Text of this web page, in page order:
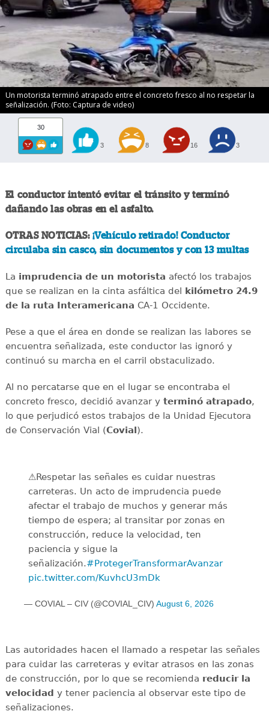
Un motorista terminó atrapado entre el concreto fresco al no respetar la
señalización. (Foto: Captura de video)
30
3 8 16 3
El conductor intentó evitar el tránsito y terminó
dañando las obras en el asfalto.
OTRAS NOTICIAS: ¡Vehículo retirado! Conductor
circulaba sin casco, sin documentos y con 13 multas
La imprudencia de un motorista afectó los trabajos
que se realizan en la cinta asfáltica del kilómetro 24.9
de la ruta Interamericana CA-1 Occidente.
Pese a que el área en donde se realizan las labores se
encuentra señalizada, este conductor las ignoró y
continuó su marcha en el carril obstaculizado.
Al no percatarse que en el lugar se encontraba el
concreto fresco, decidió avanzar y terminó atrapado,
lo que perjudicó estos trabajos de la Unidad Ejecutora
de Conservación Vial (Covial).
⚠️Respetar las señales es cuidar nuestras
carreteras. Un acto de imprudencia puede
afectar el trabajo de muchos y generar más
tiempo de espera; al transitar por zonas en
construcción, reduce la velocidad, ten
paciencia y sigue la
señalización.#ProtegerTransformarAvanzar
pic.twitter.com/KuvhcU3mDk
— COVIAL – CIV (@COVIAL_CIV) August 6, 2026
Las autoridades hacen el llamado a respetar las señales
para cuidar las carreteras y evitar atrasos en las zonas
de construcción, por lo que se recomienda reducir la
velocidad y tener paciencia al observar este tipo de
señalizaciones.